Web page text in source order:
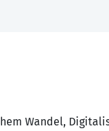
Wandel,